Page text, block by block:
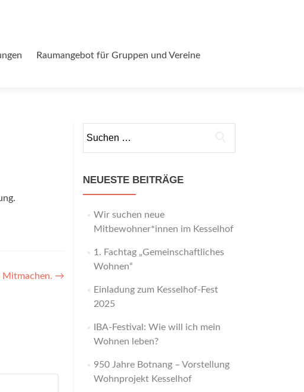
Raumangebot für Gruppen und Vereine
Mitmachen. →
nach:
NEUESTE BEITRÄGE
Wir suchen neue
Mitbewohner*innen im Kesselhof
1. Fachtag „Gemeinschaftliches
Wohnen“
Einladung zum Kesselhof-Fest
2025
IBA-Festival: Wie will ich mein
Wohnen leben?
950 Jahre Botnang – Vorstellung
Wohnprojekt Kesselhof